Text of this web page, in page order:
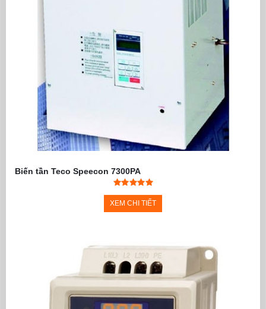
Biến tần Teco Speecon 7300PA
XEM CHI TIẾT